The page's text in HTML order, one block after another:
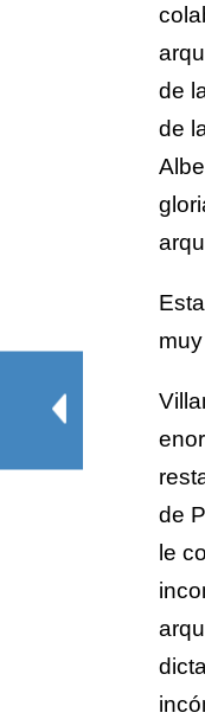
de
de
de
le